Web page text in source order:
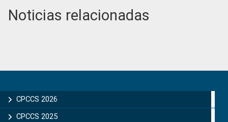
Noticias relacionadas
Sidebar
CPCCS 2026
CPCCS 2025